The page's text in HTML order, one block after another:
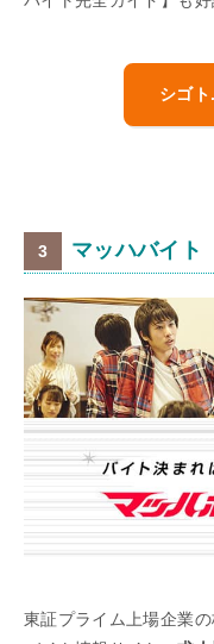
シゴ
マッハバイト
東証プライム上場企業